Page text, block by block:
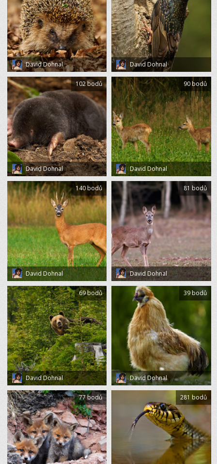
David Dohnal David Dohnal
David Dohnal
102 bodů
David Dohnal
90 bodů
David Dohnal
140 bodů
David Dohnal
81 bodů
David Dohnal
69 bodů
David Dohnal
39 bodů
77 bodů 281 bodů